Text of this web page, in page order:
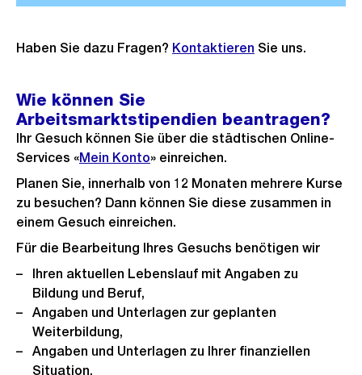
Haben Sie dazu Fragen? Kontaktieren Sie uns.
Wie können Sie
Arbeitsmarktstipendien beantragen?
Ihr Gesuch können Sie über die städtischen Online-
Services «Mein Konto» einreichen.
Planen Sie, innerhalb von 12 Monaten mehrere Kurse
zu besuchen? Dann können Sie diese zusammen in
einem Gesuch einreichen.
Für die Bearbeitung Ihres Gesuchs benötigen wir
Ihren aktuellen Lebenslauf mit Angaben zu
Bildung und Beruf,
Angaben und Unterlagen zur geplanten
Weiterbildung,
Angaben und Unterlagen zu Ihrer finanziellen
Situation.